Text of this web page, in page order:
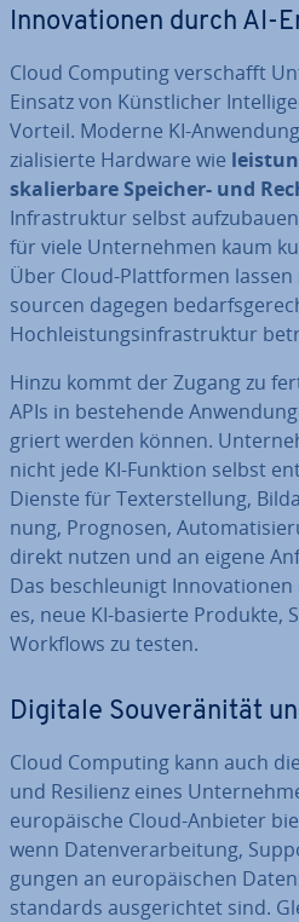
In­no­va­tio­nen durch AI-
Cloud Computing ver­schafft
Einsatz von Künst­li­cher
Vorteil. Moderne KI-
zia­li­sier­te Hardware wie
ska­lier­ba­re Speicher- und
In­fra­struk­tur selbst
für viele Un­ter­neh­men kaum
Über Cloud-Platt­for­men
sour­cen dagegen
Hoch­leis­tungs­in­fra­struk­tur
Hinzu kommt der Zugang zu
APIs in be­stehen­de
griert werden können.
nicht jede KI-Funktion selbst
Dienste für Tex­terstel­lung,
nung, Prognosen,
direkt nutzen und an eigene
Das be­schleu­nigt
es, neue KI-basierte Produkte,
Workflows zu testen.
Digitale Sou­ve­rä­ni­tät
Cloud Computing kann auch die
und Resilienz eines
eu­ro­päi­sche Cloud-Anbieter
wenn Da­ten­ver­ar­bei­tung,
gun­gen an eu­ro­päi­schen
stan­dards aus­ge­rich­tet sind.